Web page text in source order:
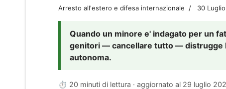
Arresto all'estero e difesa internazionale 30
Quando un minore e' indagato per un
genitori — cancellare tutto — distrugge
autonoma.
⏱ 20 minuti di lettura · aggiornato al 29 luglio